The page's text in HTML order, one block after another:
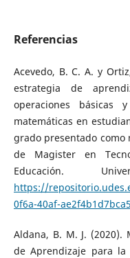
Referencias
Acevedo, B. C. A. y
estrategia de
operaciones
matemáticas en
grado presentado
de Magister en
Educación.
https://
0f6a-40af-
Aldana, B. M. J. (2020).
de Aprendizaje para